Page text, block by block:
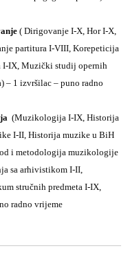
( Dirigovanje I-X, Hor I-X,
partitura I-VIII, Korepeticija
IX, Muzički studij opernih
– 1 izvršilac – puno radno
(Muzikologija I-IX, Historija
I-II, Historija muzike u BiH
i metodologija muzikologije
sa arhivistikom I-II,
stručnih predmeta I-IX,
radno vrijeme